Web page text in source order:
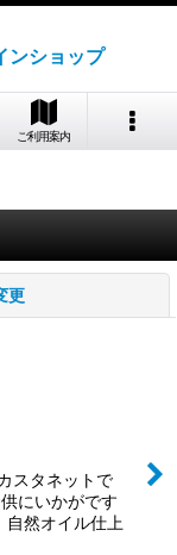
ンショップ
ご利用案内
更
スタネットで
にいかがです
然オイル仕上